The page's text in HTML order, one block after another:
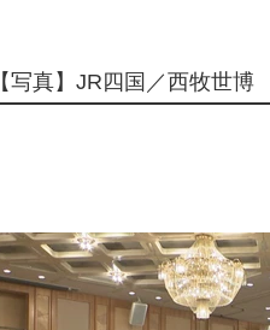
【写真】JR四国／西牧世